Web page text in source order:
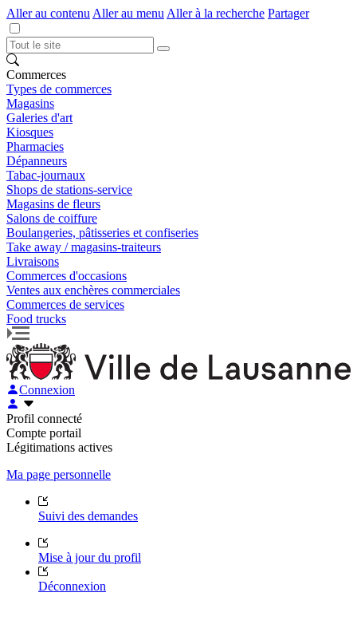
Aller au contenu Aller au menu Aller à la recherche Partager
Commerces
Types de commerces
Magasins
Galeries d'art
Kiosques
Pharmacies
Dépanneurs
Tabac-journaux
Shops de stations-service
Magasins de fleurs
Salons de coiffure
Boulangeries, pâtisseries et confiseries
Take away / magasins-traiteurs
Livraisons
Commerces d'occasions
Ventes aux enchères commerciales
Commerces de services
Food trucks
Connexion
Profil connecté
Compte portail
Légitimations actives
Ma page personnelle
Suivi des demandes
Mise à jour du profil
Déconnexion